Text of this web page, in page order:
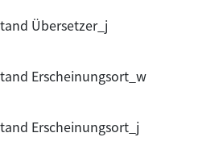
Übersetzer_j
Erscheinungsort_w
Erscheinungsort_j